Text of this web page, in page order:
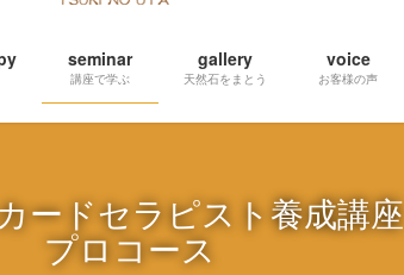
seminar
講座で学ぶ
gallery
天然石をまとう
voice
お客様の声
ードセラピスト養成講座
プロコース